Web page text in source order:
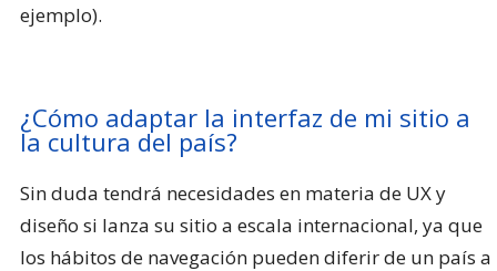
ejemplo).
¿Cómo adaptar la interfaz de mi sitio a
la cultura del país?
Sin duda tendrá necesidades en materia de UX y
diseño si lanza su sitio a escala internacional, ya que
los hábitos de navegación pueden diferir de un país a